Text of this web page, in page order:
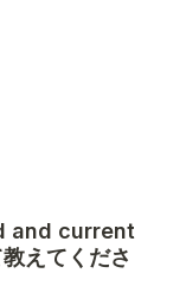
and current
えてくださ